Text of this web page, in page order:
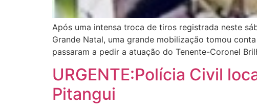
Após uma intensa troca de tiros registrada neste
Grande Natal, uma grande mobilização tomou
passaram a pedir a atuação do Tenente-Coronel
URGENTE:Polícia Civil
Pitangui